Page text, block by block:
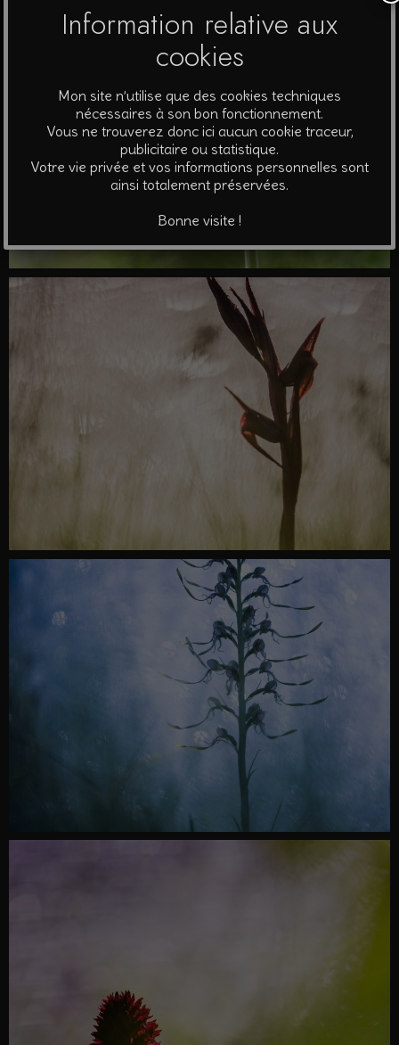
Information relative aux
cookies
Mon site n’utilise que des cookies techniques
nécessaires à son bon fonctionnement.
Vous ne trouverez donc ici aucun cookie traceur,
publicitaire ou statistique.
Votre vie privée et vos informations personnelles sont
ainsi totalement préservées.
Bonne visite !